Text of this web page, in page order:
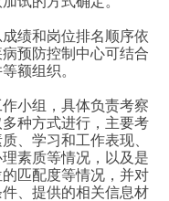
绩和岗位排名顺序依
预防控制中心可结合
额组织。
小组，具体负责考察
种方式进行，主要考
、学习和工作表现、
素质等情况，以及是
匹配度等情况，并对
、提供的相关信息材